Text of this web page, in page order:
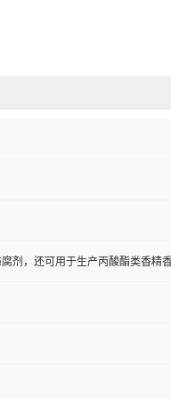
剂，还可用于生产丙酸酯类香精